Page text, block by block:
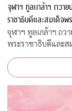
จุฬาฯ ทูลเกล้าฯ ถว
ราชาธิบดีและสมเด็จ
จุฬาฯ ทูลเกล้าฯ ถ
พระราชาธิบดีและ